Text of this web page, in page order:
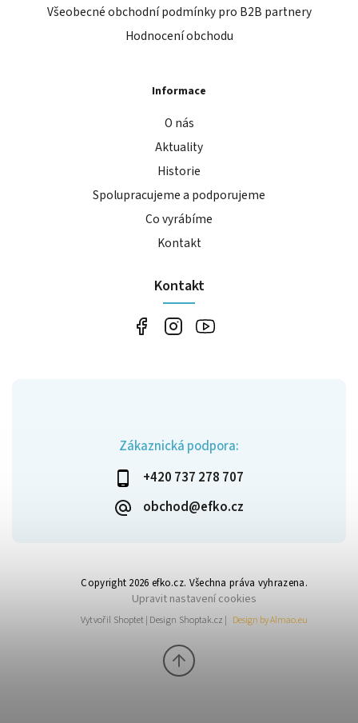
Zákaznická podpora:
+420 737 278 707
obchod@efko.cz
Všeobecné obchodní podmínky pro B2B partnery
Hodnocení obchodu
Informace
O nás
Aktuality
Historie
Spolupracujeme a podporujeme
Co vyrábíme
Kontakt
Kontakt
Copyright 2026 efko.cz. Všechna práva vyhrazena.
Upravit nastavení cookies
Vytvořil Shoptet| Design Shoptak.cz | Design by Almao.eu